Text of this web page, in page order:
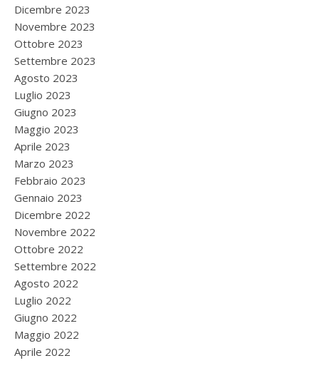
Dicembre 2023
Novembre 2023
Ottobre 2023
Settembre 2023
Agosto 2023
Luglio 2023
Giugno 2023
Maggio 2023
Aprile 2023
Marzo 2023
Febbraio 2023
Gennaio 2023
Dicembre 2022
Novembre 2022
Ottobre 2022
Settembre 2022
Agosto 2022
Luglio 2022
Giugno 2022
Maggio 2022
Aprile 2022